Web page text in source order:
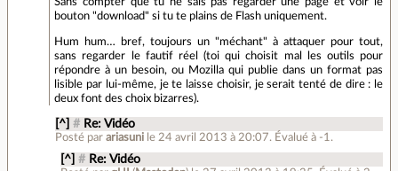
bouton "download" si tu te plains de Flash uniquement.
Hum hum… bref, toujours un "méchant" à attaquer pour tout,
sans regarder le fautif réel (toi qui choisit mal les outils pour
répondre à un besoin, ou Mozilla qui publie dans un format pas
lisible par lui-même, je te laisse choisir, je serait tenté de dire : le
deux font des choix bizarres).
[^] # Re: Vidéo
Posté par ariasuni le 24 avril 2013 à 20:07. Évalué à -1 .
[^] # Re: Vidéo